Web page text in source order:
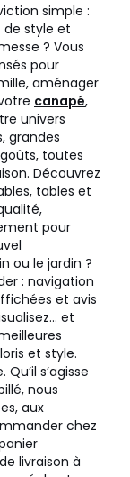
simple :
style et
? Vous
pour
aménager
canapé,
univers
grandes
toutes
Découvrez
tables et
pour
ou le jardin ?
: navigation
et avis
et
et style.
s’agisse
nous
aux
chez
livraison à